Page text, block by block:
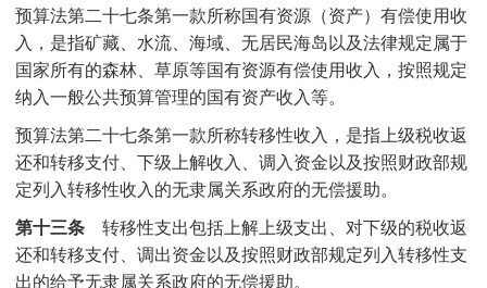
预算法第二十七条第一款所称国有资源（资产）有偿使用收
入，是指矿藏、水流、海域、无居民海岛以及法律规定属于
国家所有的森林、草原等国有资源有偿使用收入，按照规定
纳入一般公共预算管理的国有资产收入等。
预算法第二十七条第一款所称转移性收入，是指上级税收返
还和转移支付、下级上解收入、调入资金以及按照财政部规
定列入转移性收入的无隶属关系政府的无偿援助。
第十三条转移性支出包括上解上级支出、对下级的税收返
还和转移支付、调出资金以及按照财政部规定列入转移性支
出的给予无隶属关系政府的无偿援助。